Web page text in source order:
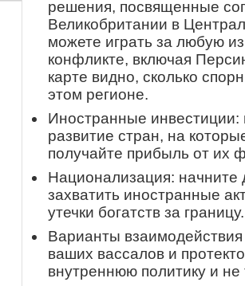
решения, посвященные
Великобритании в
можете играть за любую
конфликте, включая
карте видно, сколько
этом регионе.
Иностранные инвестиции:
развитие стран, на
получайте прибыль от их
Национализация: начните
захватить иностранные
утечки богатств за границу.
Варианты
ваших вассалов и
внутреннюю политику и не